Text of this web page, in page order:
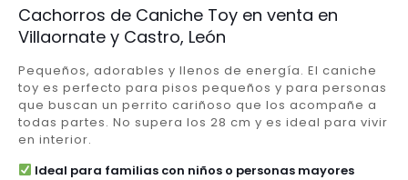
Cachorros de Caniche Toy en venta en
Villaornate y Castro, León
Pequeños, adorables y llenos de energía. El caniche
toy es perfecto para pisos pequeños y para personas
que buscan un perrito cariñoso que los acompañe a
todas partes. No supera los 28 cm y es ideal para vivir
en interior.
Ideal para familias con niños o personas mayores